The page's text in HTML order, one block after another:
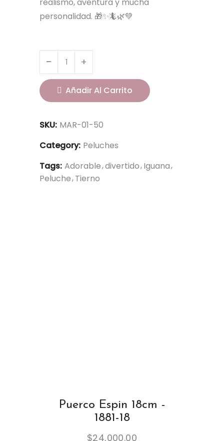
personalidad. 🎁✨🦎🌿💚
Añadir Al Carrito
SKU: MAR-01-50
Category: Peluches
Tags: Adorable divertido Iguana
Peluche Tierno
Puerco Espin 18cm -
1881-18
$24,000.00